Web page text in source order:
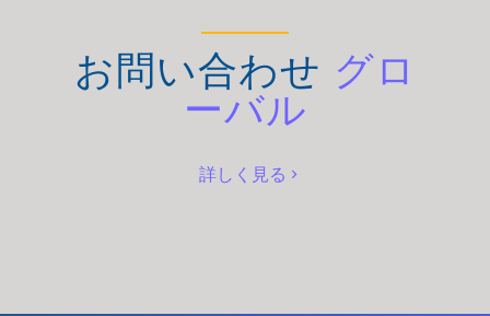
お問い合わせ グロ
ーバル
詳しく見る